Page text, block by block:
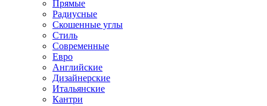
Прямые
Радиусные
Скошенные углы
Стиль
Современные
Евро
Английские
Дизайнерские
Итальянские
Кантри